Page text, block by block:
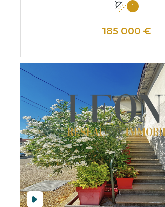
1
185 000 €